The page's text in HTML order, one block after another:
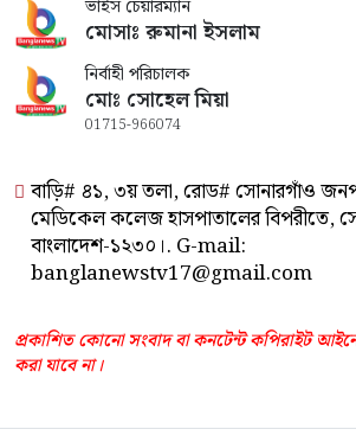
ভাইস চেয়ারম্যান
মোসাঃ রুমানা ইসলাম
নির্বাহী পরিচালক
মোঃ সোহেল মিয়া
01715-966074
বাড়ি# ৪১, ৩য় তলা, রোড# সোনারগাঁও
মেডিকেল কলেজ হাসপাতালের বিপরীতে,
বাংলাদেশ-১২৩০।. G-mail:
banglanewstv17@gmail.com
প্রকাশিত কোনো সংবাদ বা কনটেন্ট কপিরাইট আইনে
করা যাবে না।